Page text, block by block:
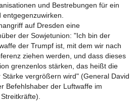
und Bestrebungen für ein
auf Dresden eine
der Sowjetunion: "Ich bin der
der Trumpf ist, mit dem wir nach
ziehen werden, und dass dieses
grenzenlos stärken, das heißt die
vergrößern wird" (General David
Befehlshaber der Luftwaffe im